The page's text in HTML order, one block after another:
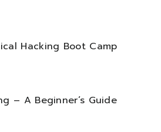
Hacking Boot Camp
– A Beginner’s Guide